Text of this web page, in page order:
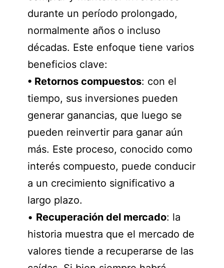
durante un período prolongado,
normalmente años o incluso
décadas. Este enfoque tiene varios
beneficios clave:
• Retornos compuestos: con el
tiempo, sus inversiones pueden
generar ganancias, que luego se
pueden reinvertir para ganar aún
más. Este proceso, conocido como
interés compuesto, puede conducir
a un crecimiento significativo a
largo plazo.
• Recuperación del mercado: la
historia muestra que el mercado de
valores tiende a recuperarse de las